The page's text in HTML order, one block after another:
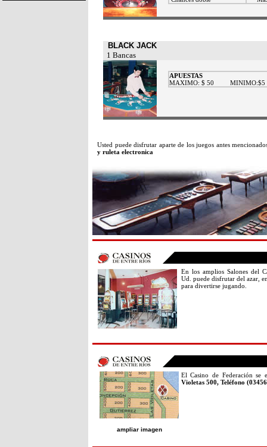
BLACK JACK
1 Bancas
APUESTAS
MAXIMO: $ 50 MINIMO:$5
Usted puede disfrutar aparte de los juegos antes
y ruleta electronica
En los amplios Salones del
Ud. puede disfrutar del azar,
para divertirse jugando.
ampliar imagen
El Casino de Federación se
Violetas 500, Teléfono